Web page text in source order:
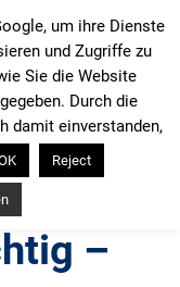
–
um ihre Dienste
und Zugriffe zu
Sie die Website
Durch die
damit einverstanden,
Reject